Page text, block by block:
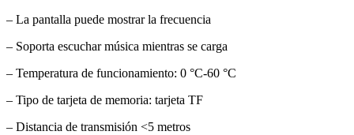
– La pantalla puede mostrar la frecuencia
– Soporta escuchar música mientras se carga
– Temperatura de funcionamiento: 0 °C-60 °C
– Tipo de tarjeta de memoria: tarjeta TF
– Distancia de transmisión <5 metros